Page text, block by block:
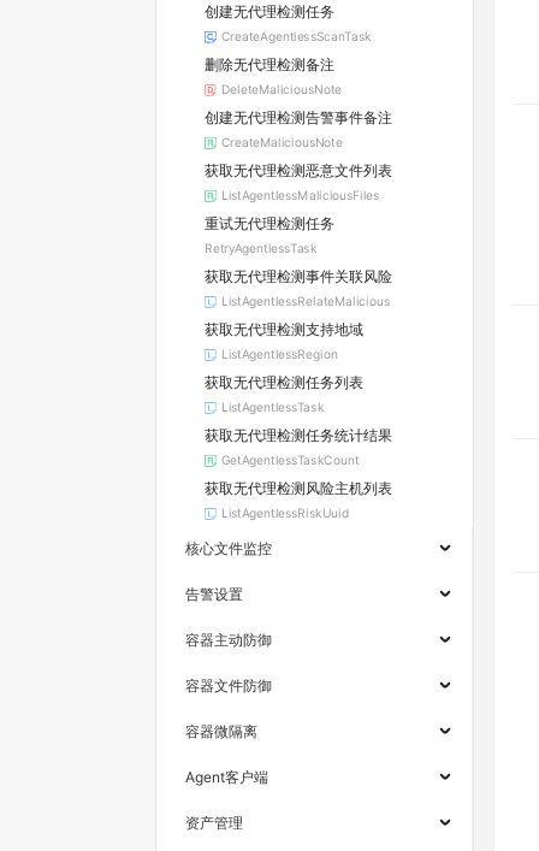
创建无代理检测任务
CreateAgentlessScanTask
删除无代理检测备注
DeleteMaliciousNote
创建无代理检测告警事件备注
CreateMaliciousNote
获取无代理检测恶意文件列表
ListAgentlessMaliciousFiles
重试无代理检测任务
RetryAgentlessTask
获取无代理检测事件关联风险
ListAgentlessRelateMalicious
获取无代理检测支持地域
ListAgentlessRegion
获取无代理检测任务列表
ListAgentlessTask
获取无代理检测任务统计结果
GetAgentlessTaskCount
获取无代理检测风险主机列表
ListAgentlessRiskUuid
核心文件监控
告警设置
容器主动防御
容器文件防御
容器微隔离
Agent客户端
资产管理